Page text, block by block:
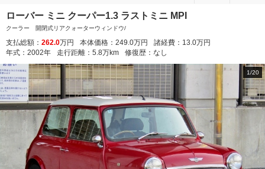
ローバー ミニ クーパー1.3 ラストミニ MPI
クーラー 開閉式リアクォーターウィンドウ/
支払総額： 262.0万円 本体価格： 249.0万円 諸経費： 13.0万円
年式： 2002年 走行距離： 5.8万km 修復歴： なし
1/20